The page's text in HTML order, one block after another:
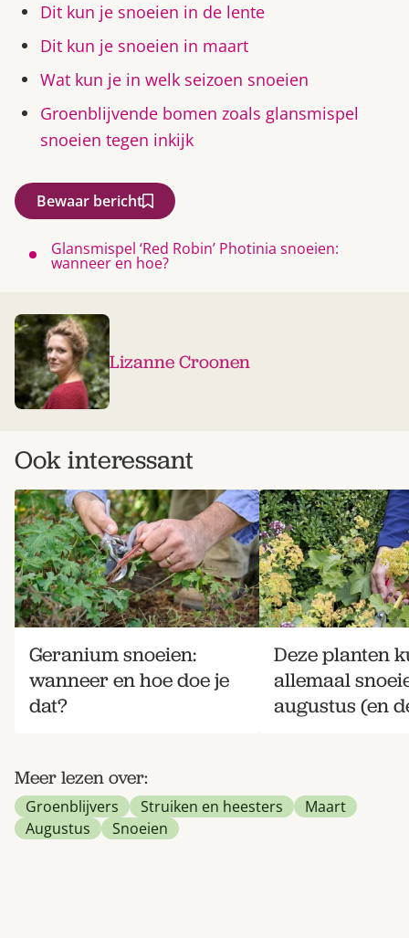
Dit kun je snoeien in de lente
Dit kun je snoeien in maart
Wat kun je in welk seizoen snoeien
Groenblijvende bomen zoals glansmispel
snoeien tegen inkijk
Bewaar bericht
Glansmispel ‘Red Robin’ Photinia snoeien:
wanneer en hoe?
Lizanne Croonen
Ook interessant
Geranium snoeien:
wanneer en hoe doe je
dat?
Deze planten
allemaal
augustus (en
Meer lezen over:
Groenblijvers Struiken en heesters
Maart
Augustus
Snoeien